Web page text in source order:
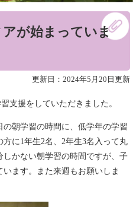
が始まっていま
更新日：2024年5月20日更新
支援をしていただきました。
朝学習の時間に、低学年の学習
に1年生2名、2年生3名入って丸
かない朝学習の時間ですが、子
ます。また来週もお願いしま